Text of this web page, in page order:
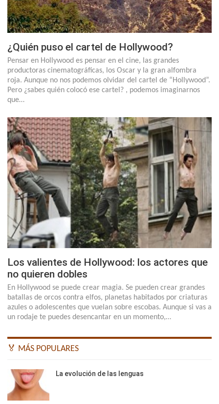
¿Quién puso el cartel de Hollywood?
Pensar en Hollywood es pensar en el cine, las grandes
productoras cinematográficas, los Oscar y la gran alfombra
roja. Aunque no nos podemos olvidar del cartel de “Hollywood”.
Pero ¿sabes quién colocó ese cartel? , podemos imaginarnos
que…
Los valientes de Hollywood: los actores que
no quieren dobles
En Hollywood se puede crear magia. Se pueden crear grandes
batallas de orcos contra elfos, planetas habitados por criaturas
azules o adolescentes que vuelan sobre escobas. Aunque si vas a
un rodaje te puedes desencantar en un momento,…
🏅 MÁS POPULARES
La evolución de las lenguas